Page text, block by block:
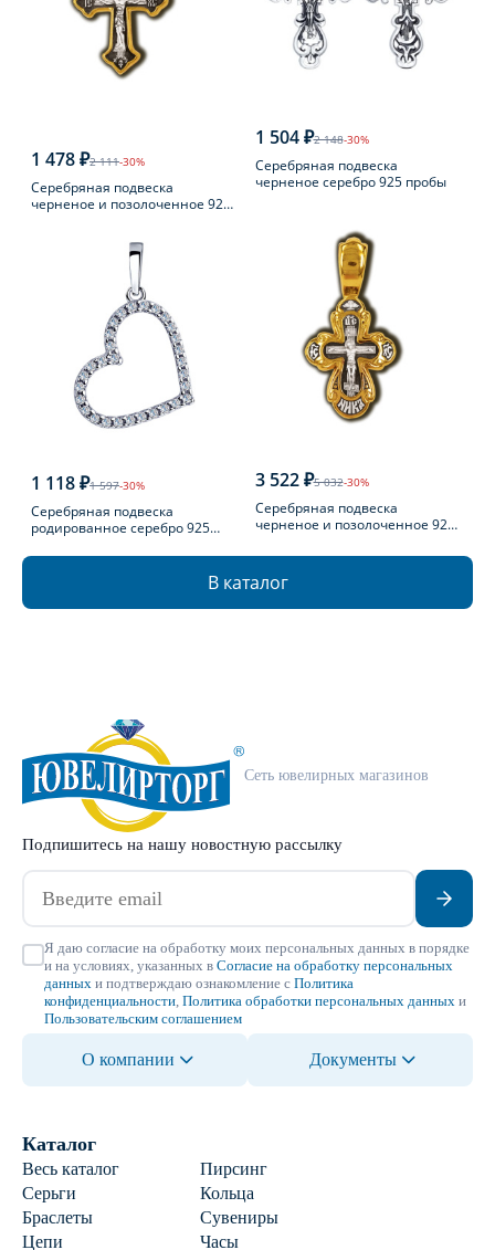
1 478 ₽2 111-30%
Серебряная подвеска
черненое и позолоченное 925
1 504 ₽2 148-30%
Серебряная подвеска
черненое серебро 925 пробы
1 118 ₽1 597-30%
Серебряная подвеска
родированное серебро 925
3 522 ₽5 032-30%
Серебряная подвеска
черненое и позолоченное 925
В каталог
Сеть ювелирных магазинов
Подпишитесь на нашу новостную рассылку
Я даю согласие на обработку моих персональных данных в порядке
и на условиях, указанных в Согласие на обработку персональных
данных и подтверждаю ознакомление с Политика
конфиденциальности Политика обработки персональных данных и
Пользовательским соглашением
О компании Документы
Каталог
Весь каталог
Пирсинг
Серьги
Кольца
Браслеты
Сувениры
Цепи
Часы